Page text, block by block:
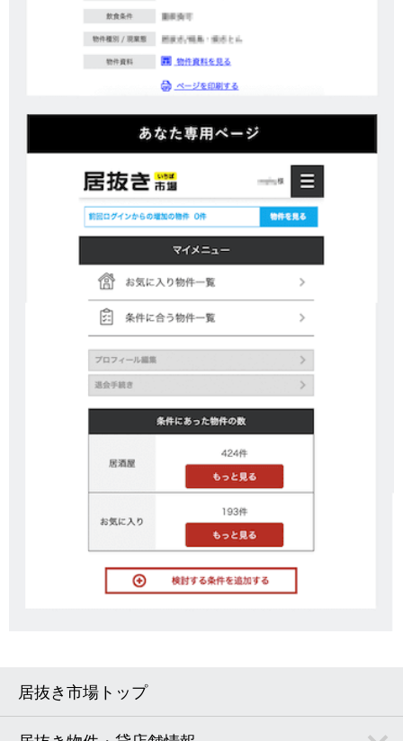
居抜き市場トップ